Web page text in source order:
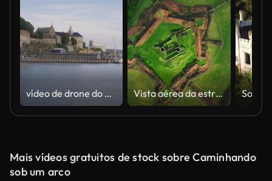
vídeo de drone do horizonte da cidade de Oslo com a prefeitura e a fortaleza de Akershus fotografado do fiorde de Oslo Vista aérea da estrutura antiga da ruína, Kinsale, Ruínas de James Fort Ireland, James Fort, Co. Cork, Irlanda, Vista da colina verde, Vista aérea do forte James Kinsale Irlanda, Charles Fort Kinsale, Edifício de pedra deixado em Ruin
Mais vídeos gratuitos de stock sobre Caminhando
sob um arco